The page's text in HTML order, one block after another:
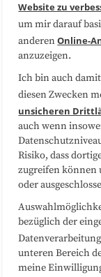
Sitemap
Folgen Sie uns
Website zu
um mir darauf
anderenOnline-
anzuzeigen.
Ich bin auch
diesen Zwecken
unsicheren
auch wenn
Risiko, dass
zugreifen können
oder
bezüglich der
unteren Bereich
meine